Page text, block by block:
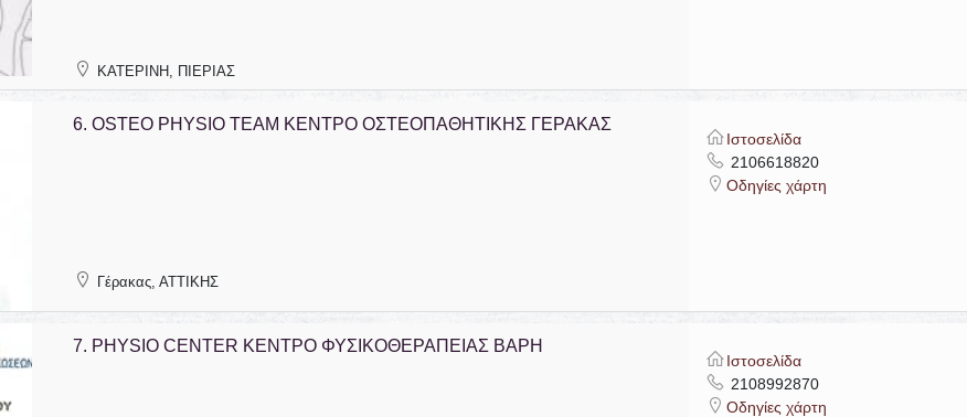
ΚΑΤΕΡΙΝΗ, ΠΙΕΡΙΑΣ
6. OSTEO PHYSIO TEAM ΚΕΝΤΡΟ ΟΣΤΕΟΠΑΘΗΤΙΚΗΣ ΓΕΡΑΚΑΣ
Γέρακας, ΑΤΤΙΚΗΣ
Ιστοσελίδα
2106618820
Οδηγίες χάρτη
7. PHYSIO CENTER ΚΕΝΤΡΟ ΦΥΣΙΚΟΘΕΡΑΠΕΙΑΣ ΒΑΡΗ
Ιστοσελίδα
2108992870
Οδηγίες χάρτη